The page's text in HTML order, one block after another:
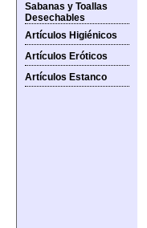
Sabanas y Toallas
Desechables
Artículos Higiénicos
Artículos Eróticos
Artículos Estanco